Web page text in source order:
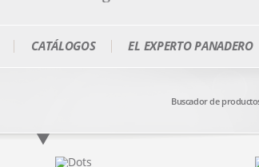
CATÁLOGOS EL EXPERTO PANADERO
Buscador de